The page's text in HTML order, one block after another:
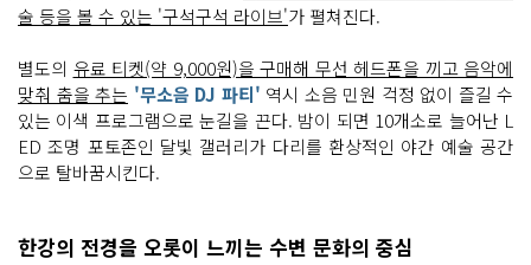
물 모
록
달
록
한 네
온
사
인 조
형
이 설
치
술 등을 볼 수 있는 '구석구석 라이브'가 펼쳐진다.
별도의 유료 티켓(약 9,000원)을 구매해 무선 헤드폰을 끼고 음악에
맞춰 춤을 추는 '무소음 DJ 파티' 역시 소음 민원 걱정 없이 즐길 수
있는 이색 프로그램으로 눈길을 끈다. 밤이 되면 10개소로 늘어난 L
ED 조명 포토존인 달빛 갤러리가 다리를 환상적인 야간 예술 공간
으로 탈바꿈시킨다.
한강의 전경을 오롯이 느끼는 수변 문화의 중심